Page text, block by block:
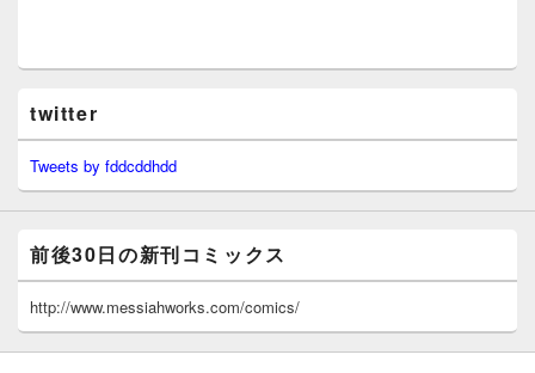
twitter
Tweets by fddcddhdd
前後30日の新刊コミックス
http://www.messiahworks.com/comics/